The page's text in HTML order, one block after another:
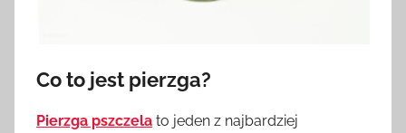
Co to jest pierzga?
Pierzga pszczela to jeden z najbardziej